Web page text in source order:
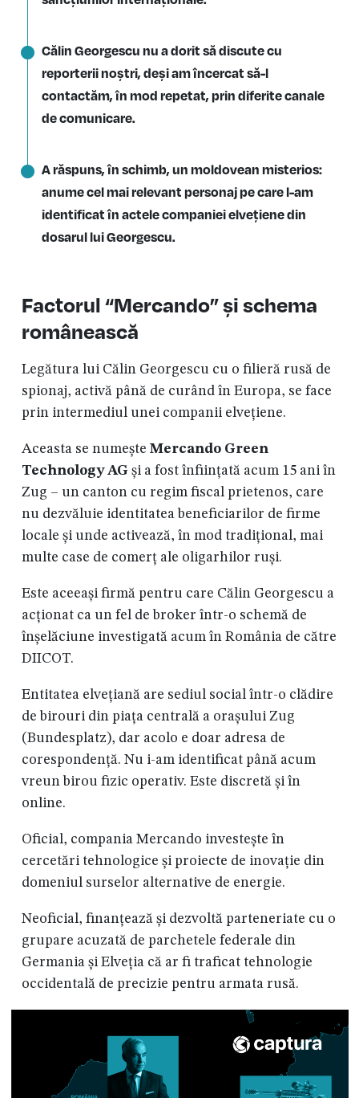
Călin Georgescu nu a dorit să discute cu
reporterii noștri, deși am încercat să-l
contactăm, în mod repetat, prin diferite canale
de comunicare.
A răspuns, în schimb, un moldovean misterios:
anume cel mai relevant personaj pe care l-am
identificat în actele companiei elvețiene din
dosarul lui Georgescu.
Factorul “Mercando” și schema
românească
Legătura lui Călin Georgescu cu o filieră rusă de
spionaj, activă până de curând în Europa, se face
prin intermediul unei companii elvețiene.
Aceasta se numește Mercando Green
Technology AG și a fost înființată acum 15 ani în
Zug – un canton cu regim fiscal prietenos, care
nu dezvăluie identitatea beneficiarilor de firme
locale și unde activează, în mod tradițional, mai
multe case de comerț ale oligarhilor ruși.
Este aceeași firmă pentru care Călin Georgescu a
acționat ca un fel de broker într-o schemă de
înșelăciune investigată acum în România de către
DIICOT.
Entitatea elvețiană are sediul social într-o clădire
de birouri din piața centrală a orașului Zug
(Bundesplatz), dar acolo e doar adresa de
corespondență. Nu i-am identificat până acum
vreun birou fizic operativ. Este discretă și în
online.
Oficial, compania Mercando investește în
cercetări tehnologice și proiecte de inovație din
domeniul surselor alternative de energie.
Neoficial, finanțează și dezvoltă parteneriate cu o
grupare acuzată de parchetele federale din
Germania și Elveția că ar fi traficat tehnologie
occidentală de precizie pentru armata rusă.